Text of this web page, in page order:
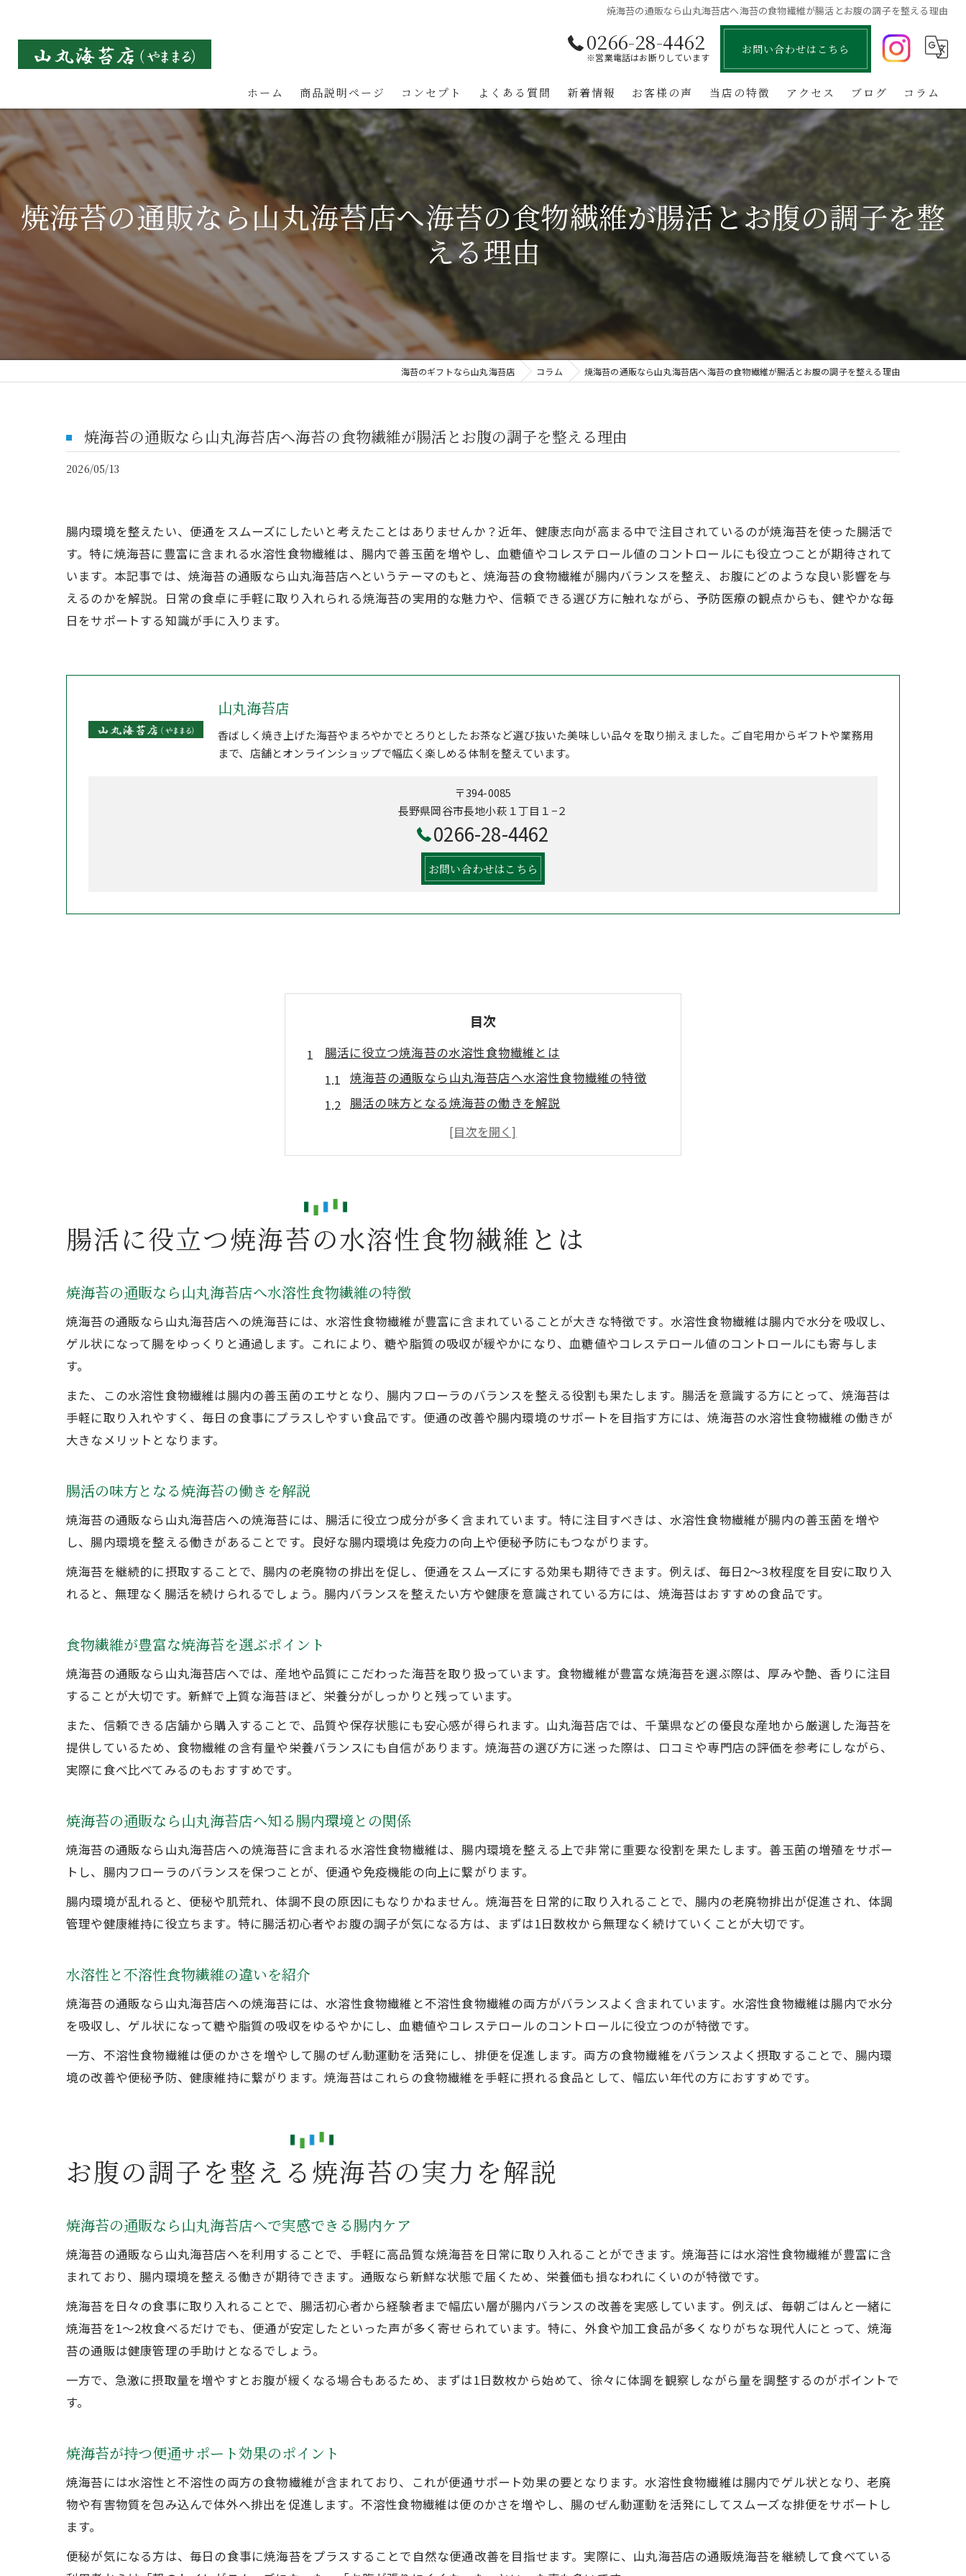
焼海苔の通販なら山丸海苔店へ海苔の食物繊維が腸活とお腹の調子を整える理由
0266-28-4462
※営業電話はお断りしています
お問い合わせはこちら
ホーム 商品説明ページ コンセプト よくある質問 新着情報 お客様の声 当店の特徴
国産
お中元
お歳暮
お取り寄せ
業務用
アクセス ブログ コラム
焼海苔の通販なら山丸海苔店へ海苔の食物繊維が腸活とお腹の調子を整
える理由
海苔のギフトなら山丸海苔店 コラム 焼海苔の通販なら山丸海苔店へ海苔の食物繊維が腸活とお腹の調子を整える理由
焼海苔の通販なら山丸海苔店へ海苔の食物繊維が腸活とお腹の調子を整える理由
2026/05/13
腸内環境を整えたい、便通をスムーズにしたいと考えたことはありませんか？近年、健康志向が高まる中で注目されているのが焼海苔を使った腸活で
す。特に焼海苔に豊富に含まれる水溶性食物繊維は、腸内で善玉菌を増やし、血糖値やコレステロール値のコントロールにも役立つことが期待されて
います。本記事では、焼海苔の通販なら山丸海苔店へというテーマのもと、焼海苔の食物繊維が腸内バランスを整え、お腹にどのような良い影響を与
えるのかを解説。日常の食卓に手軽に取り入れられる焼海苔の実用的な魅力や、信頼できる選び方に触れながら、予防医療の観点からも、健やかな毎
日をサポートする知識が手に入ります。
山丸海苔店
香ばしく焼き上げた海苔やまろやかでとろりとしたお茶など選び抜いた美味しい品々を取り揃えました。ご自宅用からギフトや業務用
まで、店舗とオンラインショップで幅広く楽しめる体制を整えています。
〒394-0085
長野県岡谷市長地小萩１丁目１−２
0266-28-4462
お問い合わせはこちら
目次
腸活に役立つ焼海苔の水溶性食物繊維とは
焼海苔の通販なら山丸海苔店へ水溶性食物繊維の特徴
腸活の味方となる焼海苔の働きを解説
食物繊維が豊富な焼海苔を選ぶポイント
焼海苔の通販なら山丸海苔店へ知る腸内環境との関係
お腹の調子を整える焼海苔の実力を解説
焼海苔の通販なら山丸海苔店へで実感できる腸内ケア
焼海苔が持つ便通サポート効果のポイント
焼海苔の通販なら山丸海苔店へ健康維持に貢献
焼海苔でお腹の張りに注意したいポイント
毎日の健康は焼海苔の通販なら山丸海苔店へ
継続しやすい焼海苔の食べ方と工夫
健康意識が高まる今こそ焼海苔を活用
焼海苔の通販なら山丸海苔店へで得られる食物繊維効果
焼海苔を続けることで実感できる腸内変化
焼海苔の通販なら山丸海苔店へ体感できる健康メリット
焼海苔の通販なら山丸海苔店へ善玉菌を増やすヒント
焼海苔と一緒に食べると良い食品の組み合わせ
焼海苔の摂取タイミングで腸活効果を高める
焼海苔の通販なら山丸海苔店へ続けるコツ
焼海苔の通販なら山丸海苔店へ品質判別のポイント
良い焼海苔と悪い焼海苔の見分け方
腸内環境改善に適した焼海苔の選び方
焼海苔の通販なら山丸海苔店へで安心の理由
焼海苔と腸活を長続きさせるコツ
腸活に役立つ焼海苔の水溶性食物繊維とは
焼海苔の通販なら山丸海苔店へ水溶性食物繊維の特徴
焼海苔の通販なら山丸海苔店への焼海苔には、水溶性食物繊維が豊富に含まれていることが大きな特徴です。水溶性食物繊維は腸内で水分を吸収し、
ゲル状になって腸をゆっくりと通過します。これにより、糖や脂質の吸収が緩やかになり、血糖値やコレステロール値のコントロールにも寄与しま
す。
また、この水溶性食物繊維は腸内の善玉菌のエサとなり、腸内フローラのバランスを整える役割も果たします。腸活を意識する方にとって、焼海苔は
手軽に取り入れやすく、毎日の食事にプラスしやすい食品です。便通の改善や腸内環境のサポートを目指す方には、焼海苔の水溶性食物繊維の働きが
大きなメリットとなります。
腸活の味方となる焼海苔の働きを解説
焼海苔の通販なら山丸海苔店への焼海苔には、腸活に役立つ成分が多く含まれています。特に注目すべきは、水溶性食物繊維が腸内の善玉菌を増や
し、腸内環境を整える働きがあることです。良好な腸内環境は免疫力の向上や便秘予防にもつながります。
焼海苔を継続的に摂取することで、腸内の老廃物の排出を促し、便通をスムーズにする効果も期待できます。例えば、毎日2〜3枚程度を目安に取り入
れると、無理なく腸活を続けられるでしょう。腸内バランスを整えたい方や健康を意識されている方には、焼海苔はおすすめの食品です。
食物繊維が豊富な焼海苔を選ぶポイント
焼海苔の通販なら山丸海苔店へでは、産地や品質にこだわった海苔を取り扱っています。食物繊維が豊富な焼海苔を選ぶ際は、厚みや艶、香りに注目
することが大切です。新鮮で上質な海苔ほど、栄養分がしっかりと残っています。
また、信頼できる店舗から購入することで、品質や保存状態にも安心感が得られます。山丸海苔店では、千葉県などの優良な産地から厳選した海苔を
提供しているため、食物繊維の含有量や栄養バランスにも自信があります。焼海苔の選び方に迷った際は、口コミや専門店の評価を参考にしながら、
実際に食べ比べてみるのもおすすめです。
焼海苔の通販なら山丸海苔店へ知る腸内環境との関係
焼海苔の通販なら山丸海苔店への焼海苔に含まれる水溶性食物繊維は、腸内環境を整える上で非常に重要な役割を果たします。善玉菌の増殖をサポー
トし、腸内フローラのバランスを保つことが、便通や免疫機能の向上に繋がります。
腸内環境が乱れると、便秘や肌荒れ、体調不良の原因にもなりかねません。焼海苔を日常的に取り入れることで、腸内の老廃物排出が促進され、体調
管理や健康維持に役立ちます。特に腸活初心者やお腹の調子が気になる方は、まずは1日数枚から無理なく続けていくことが大切です。
水溶性と不溶性食物繊維の違いを紹介
焼海苔の通販なら山丸海苔店への焼海苔には、水溶性食物繊維と不溶性食物繊維の両方がバランスよく含まれています。水溶性食物繊維は腸内で水分
を吸収し、ゲル状になって糖や脂質の吸収をゆるやかにし、血糖値やコレステロールのコントロールに役立つのが特徴です。
一方、不溶性食物繊維は便のかさを増やして腸のぜん動運動を活発にし、排便を促進します。両方の食物繊維をバランスよく摂取することで、腸内環
境の改善や便秘予防、健康維持に繋がります。焼海苔はこれらの食物繊維を手軽に摂れる食品として、幅広い年代の方におすすめです。
お腹の調子を整える焼海苔の実力を解説
焼海苔の通販なら山丸海苔店へで実感できる腸内ケア
焼海苔の通販なら山丸海苔店へを利用することで、手軽に高品質な焼海苔を日常に取り入れることができます。焼海苔には水溶性食物繊維が豊富に含
まれており、腸内環境を整える働きが期待できます。通販なら新鮮な状態で届くため、栄養価も損なわれにくいのが特徴です。
焼海苔を日々の食事に取り入れることで、腸活初心者から経験者まで幅広い層が腸内バランスの改善を実感しています。例えば、毎朝ごはんと一緒に
焼海苔を1〜2枚食べるだけでも、便通が安定したといった声が多く寄せられています。特に、外食や加工食品が多くなりがちな現代人にとって、焼海
苔の通販は健康管理の手助けとなるでしょう。
一方で、急激に摂取量を増やすとお腹が緩くなる場合もあるため、まずは1日数枚から始めて、徐々に体調を観察しながら量を調整するのがポイントで
す。
焼海苔が持つ便通サポート効果のポイント
焼海苔には水溶性と不溶性の両方の食物繊維が含まれており、これが便通サポート効果の要となります。水溶性食物繊維は腸内でゲル状となり、老廃
物や有害物質を包み込んで体外へ排出を促進します。不溶性食物繊維は便のかさを増やし、腸のぜん動運動を活発にしてスムーズな排便をサポートし
ます。
便秘が気になる方は、毎日の食事に焼海苔をプラスすることで自然な便通改善を目指せます。実際に、山丸海苔店の通販焼海苔を継続して食べている